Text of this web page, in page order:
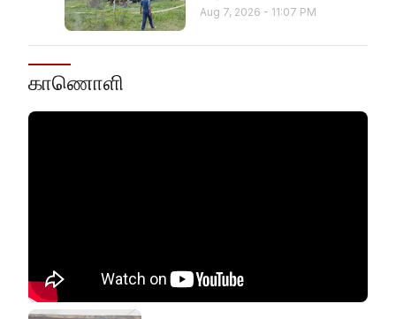
Aug 7, 2026 - 11:07 PM
காணொளி